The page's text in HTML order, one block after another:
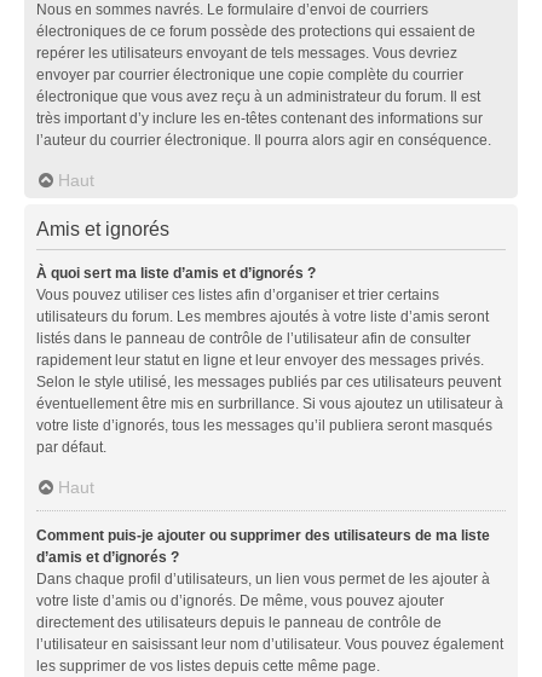
Nous en sommes navrés. Le formulaire d’envoi de courriers
électroniques de ce forum possède des protections qui essaient de
repérer les utilisateurs envoyant de tels messages. Vous devriez
envoyer par courrier électronique une copie complète du courrier
électronique que vous avez reçu à un administrateur du forum. Il est
très important d’y inclure les en-têtes contenant des informations sur
l’auteur du courrier électronique. Il pourra alors agir en conséquence.
Haut
Amis et ignorés
À quoi sert ma liste d’amis et d’ignorés ?
Vous pouvez utiliser ces listes afin d’organiser et trier certains
utilisateurs du forum. Les membres ajoutés à votre liste d’amis seront
listés dans le panneau de contrôle de l’utilisateur afin de consulter
rapidement leur statut en ligne et leur envoyer des messages privés.
Selon le style utilisé, les messages publiés par ces utilisateurs peuvent
éventuellement être mis en surbrillance. Si vous ajoutez un utilisateur à
votre liste d’ignorés, tous les messages qu’il publiera seront masqués
par défaut.
Haut
Comment puis-je ajouter ou supprimer des utilisateurs de ma liste
d’amis et d’ignorés ?
Dans chaque profil d’utilisateurs, un lien vous permet de les ajouter à
votre liste d’amis ou d’ignorés. De même, vous pouvez ajouter
directement des utilisateurs depuis le panneau de contrôle de
l’utilisateur en saisissant leur nom d’utilisateur. Vous pouvez également
les supprimer de vos listes depuis cette même page.